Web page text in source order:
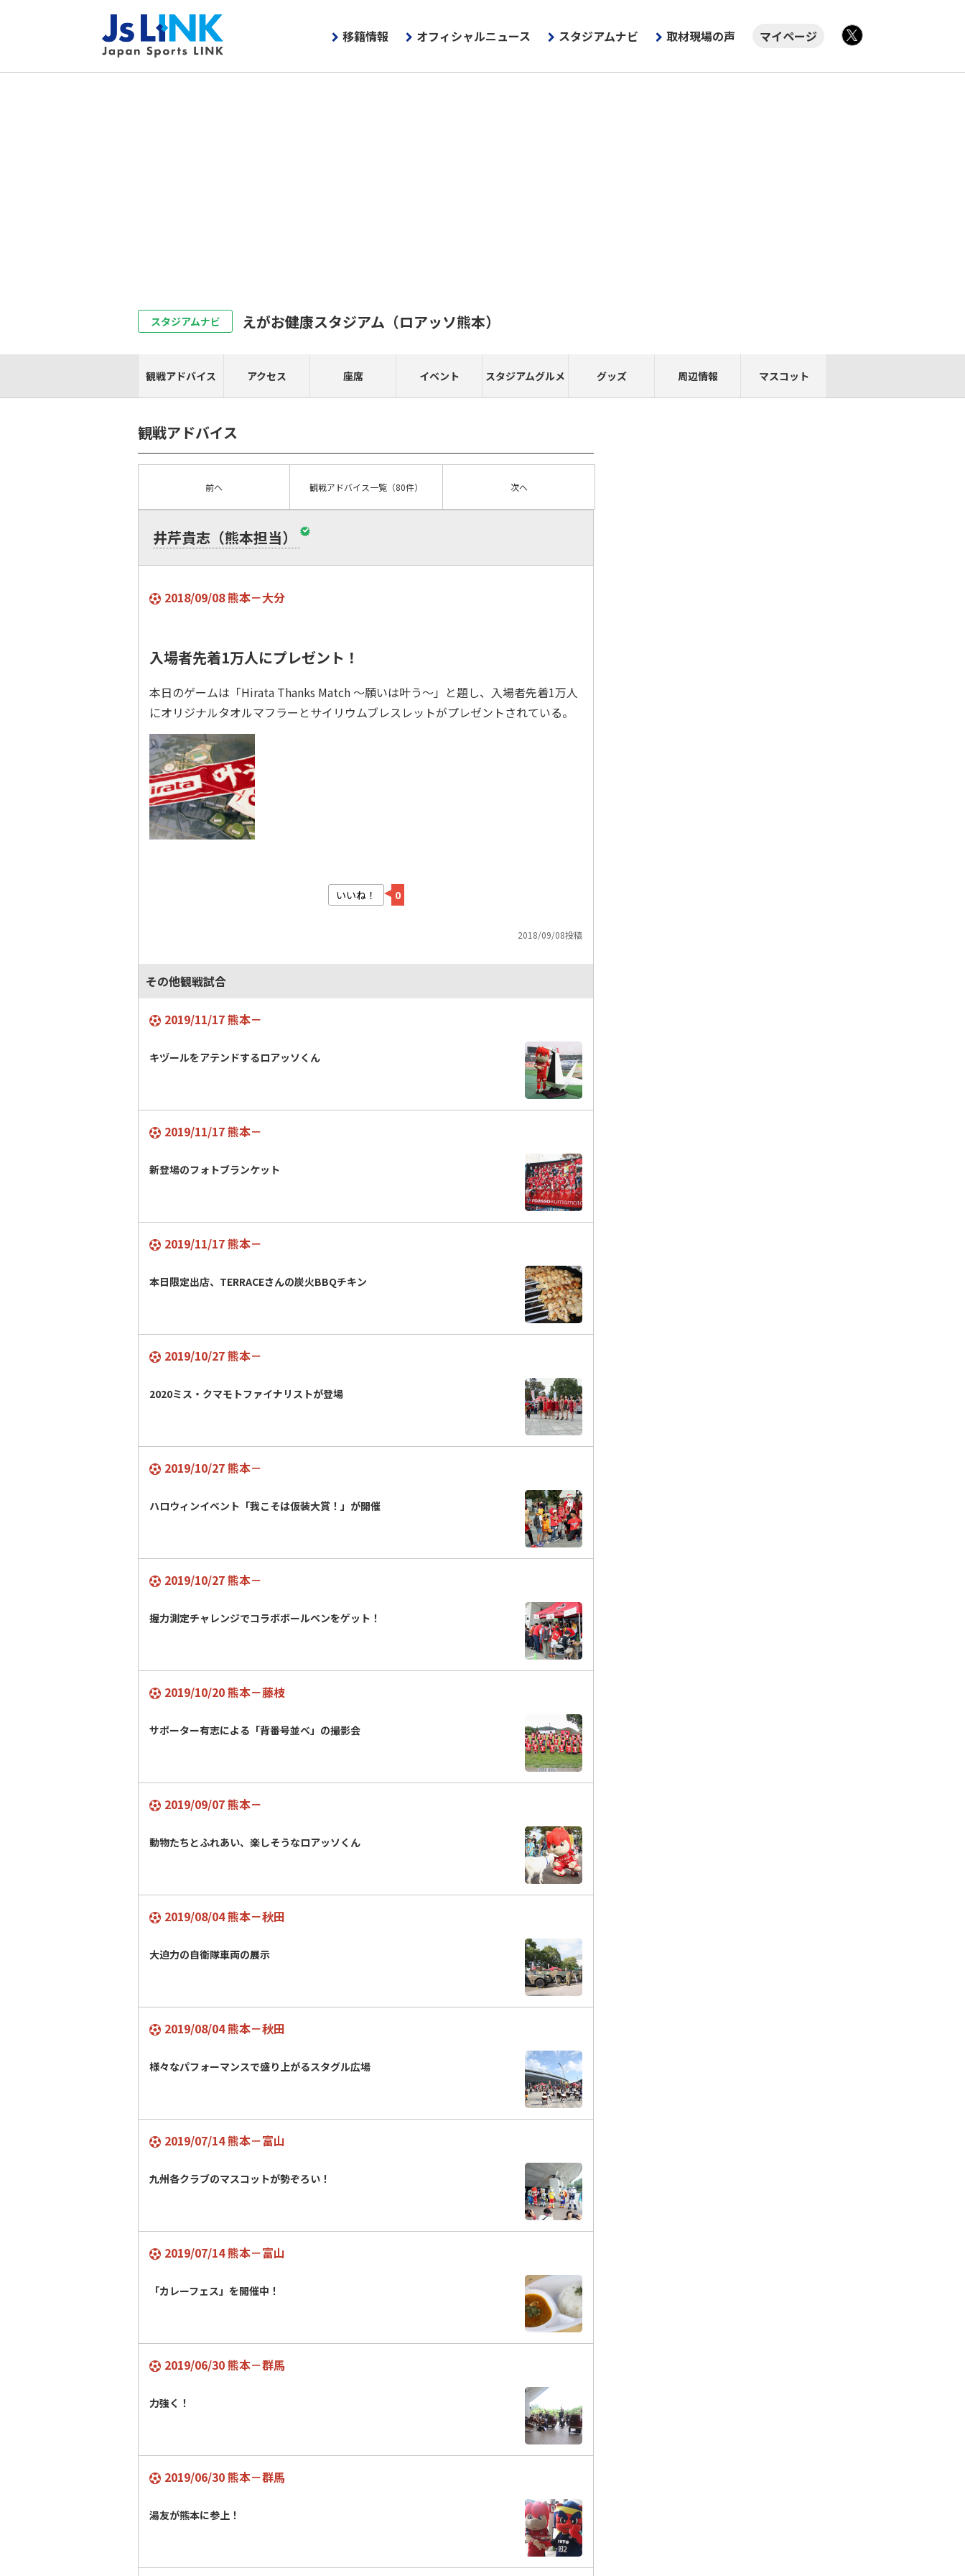
移籍情報 オフィシャルニュース スタジアムナビ 取材現場の声
マイページ
スタジアムナビ えがお健康スタジアム （ロアッソ熊本）
観戦アドバイス アクセス 座席 イベント スタジアムグルメ グッズ 周辺情報 マスコット
観戦アドバイス
前へ 観戦アドバイス一覧 （80件） 次へ
井芹貴志（熊本担当）
2018/09/08 熊本－大分
入場者先着1万人にプレゼント！
本日のゲームは「Hirata Thanks Match 〜願いは叶う〜」と題し、入場者先着1万人
にオリジナルタオルマフラーとサイリウムブレスレットがプレゼントされている。
いいね！ 0
2018/09/08投稿
その他観戦試合
2019/11/17 熊本－
キヅールをアテンドするロアッソくん
2019/11/17 熊本－
新登場のフォトブランケット
2019/11/17 熊本－
本日限定出店、TERRACEさんの炭火BBQチキン
2019/10/27 熊本－
2020ミス・クマモトファイナリストが登場
2019/10/27 熊本－
ハロウィンイベント「我こそは仮装大賞！」が開催
2019/10/27 熊本－
握力測定チャレンジでコラボボールペンをゲット！
2019/10/20 熊本－藤枝
サポーター有志による「背番号並べ」の撮影会
2019/09/07 熊本－
動物たちとふれあい、楽しそうなロアッソくん
2019/08/04 熊本－秋田
大迫力の自衛隊車両の展示
2019/08/04 熊本－秋田
様々なパフォーマンスで盛り上がるスタグル広場
2019/07/14 熊本－富山
九州各クラブのマスコットが勢ぞろい！
2019/07/14 熊本－富山
「カレーフェス」を開催中！
2019/06/30 熊本－群馬
力強く！
2019/06/30 熊本－群馬
湯友が熊本に参上！